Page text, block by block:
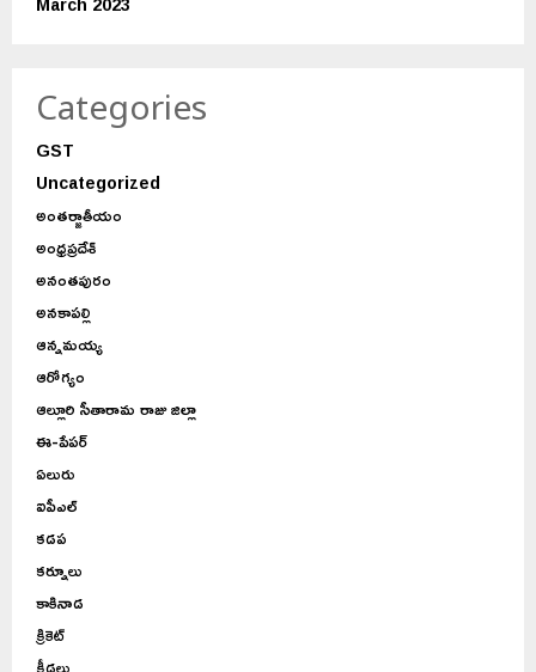
Categories
GST
Uncategorized
అంతర్జాతీయం
అంధ్రప్రదేశ్
అనంతపురం
అనకాపల్లి
ఆన్నమయ్య
ఆరోగ్యం
ఆల్లూరి సీతారామ రాజు జిల్లా
ఈ-పేపర్
ఏలురు
ఐపీఎల్
కడప
కర్నూలు
కాకినాడ
క్రికెట్